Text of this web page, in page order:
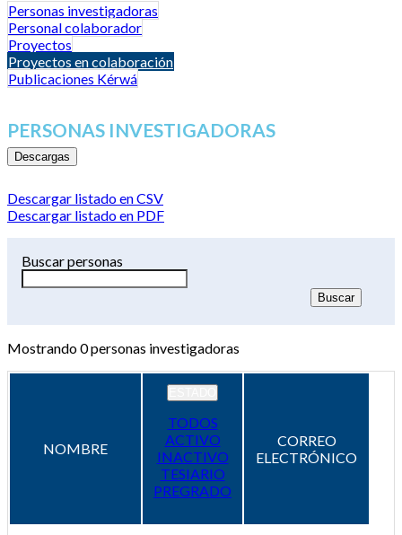
Personas investigadoras
Personal colaborador
Proyectos
Proyectos en colaboración
Publicaciones Kérwá
PERSONAS INVESTIGADORAS
Descargas
Descargar listado en CSV
Descargar listado en PDF
Buscar personas
Mostrando0personas investigadoras
NOMBRE
TODOS
ACTIVO
INACTIVO
TESIARIO
PREGRADO
CORREO
ELECTRÓNICO